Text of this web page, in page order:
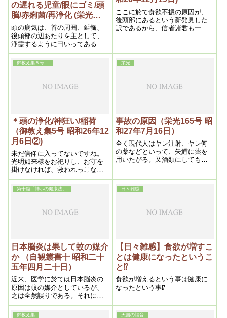
の遅れる児童/眼にゴミ/頭
脳/赤痢菌/再浄化 (栄光
165~169号 昭和27年）
頭の病気は、首の周囲、延髄、
後頭部の辺あたりを主として、
浄霊するように曰いってある
が、近頃は前頭部から額、顳顬
こめかみ等の部分に、浄化の発
おこっている人が多いから、そ
その場合右の辺に掌を当ててみ
ないのである
ここに於て食欲不振の原因が、
後頭部にあるという新発見した
訳であるから、信者諸君も一度
御教え集５号
＊頭の浄化/神狂い/稲荷
（御教え集5号 昭和26年12
月6日②)
未だ信仰に入ってないですね。
光明如来様をお祀りし、お守を
掛けなければ、救われっこない
ですよ。とにかく、それが根本
ですよ。そうして、良くお願い
するんですね。光明如来様をお
善言賛詞とか――あれが、そこ
栄光
事故の原因（栄光165号 昭
和27年7月16日）
全く現代人はヤレ注射、ヤレ何
の薬などといって、矢鱈に薬を
用いたがる。又酒類にしても防
れを吸収した作物は、長い間に
るのである。右のように今日の
人間は薬浸びたりといってもい
となるから、自然薬毒が頭に集
中凝結する。それに対し不断に
微弱な浄化作用が起るから、大
抵な人は頭が熱く逆上的であ
り、頭重、頭痛が常に起り、ボ
ーッとしたりする。というよう
に今日の人間で、恐らく頭のス
いといってよかろう。之が事故
ばかりではない、近頃よく新聞
第十篇「神示の健康法」
日本脳炎は果して蚊の媒介
か （自観叢書十 昭和二十
五年四月二十日）
近来、医学に於ては日本脳炎の
原因は蚊の媒介としているが、
之は全然誤りである。それに就
て吾等の研究を発表してみよ
う。
日々雑感
【日々雑感】食欲が増すこ
とは健康になったというこ
と⁉
食欲が増えるという事は健康に
なったという事⁉
御教え集 天国の福音